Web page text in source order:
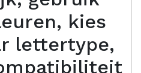
kies
lettertype,